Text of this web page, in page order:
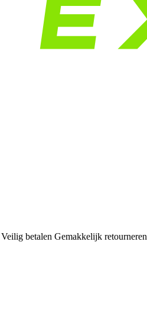
Veilig betalen Gemakkelijk retourneren